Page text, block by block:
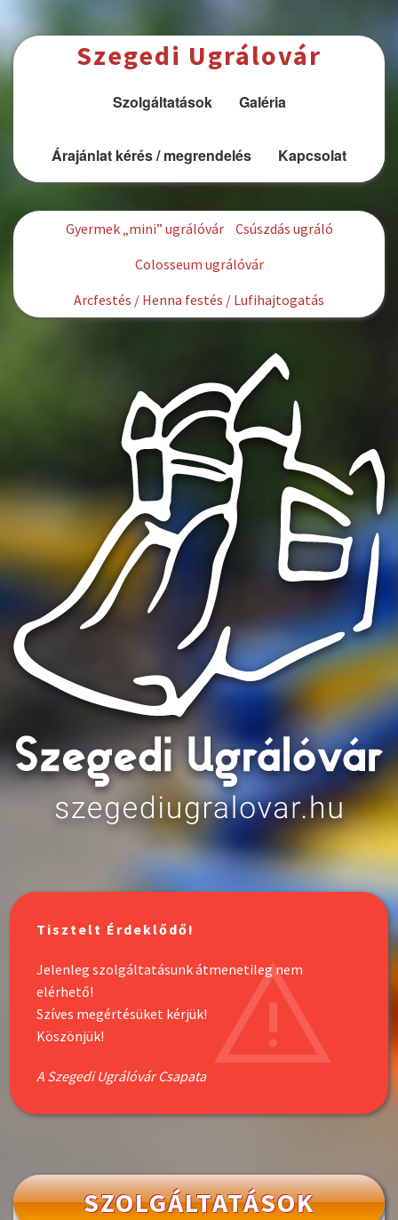
Szegedi Ugrálovár
Szolgáltatások Galéria
Árajánlat kérés / megrendelés Kapcsolat
Gyermek „mini” ugrálóvár
Csúszdás ugráló
Colosseum ugrálóvár
Arcfestés / Henna festés / Lufihajtogatás
Tisztelt Érdeklődő!
Jelenleg szolgáltatásunk átmenetileg nem
elérhető!
Szíves megértésüket kérjük!
Köszönjük!
A Szegedi Ugrálóvár Csapata
SZOLGÁLTATÁSOK